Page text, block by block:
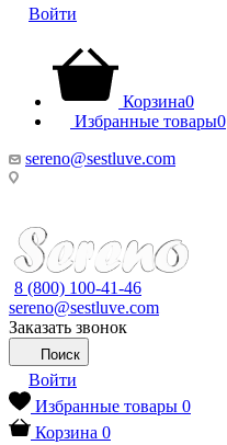
Войти
Корзина0
Избранные товары0
sereno@sestluve.com
8 (800) 100-41-46
sereno@sestluve.com
Заказать звонок
Поиск
Войти
Избранные товары 0
Корзина 0